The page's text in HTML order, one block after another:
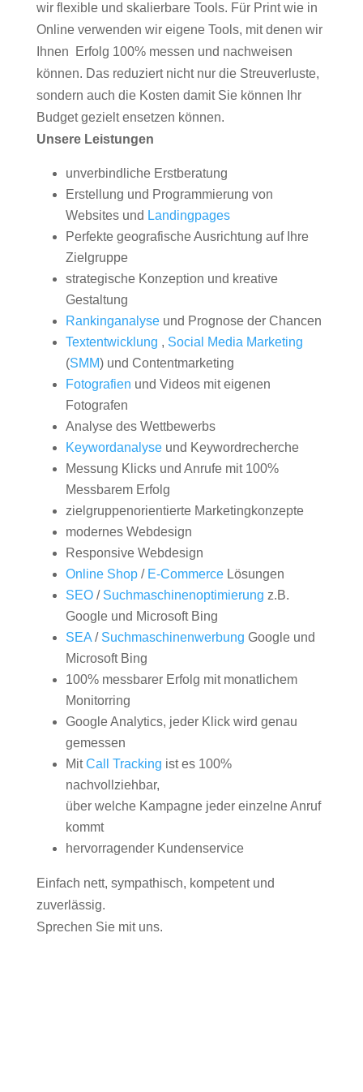
wir flexible und skalierbare Tools. Für Print wie in
Online verwenden wir eigene Tools, mit denen wir
Ihnen Erfolg 100% messen und nachweisen
können. Das reduziert nicht nur die Streuverluste,
sondern auch die Kosten damit Sie können Ihr
Budget gezielt ensetzen können.
Unsere Leistungen
unverbindliche Erstberatung
Erstellung und Programmierung von
Websites und Landingpages
Perfekte geografische Ausrichtung auf Ihre
Zielgruppe
strategische Konzeption und kreative
Gestaltung
Rankinganalyseund Prognose der Chancen
Textentwicklung , Social Media Marketing
(SMM) und Contentmarketing
Fotografien und Videos mit eigenen
Fotografen
Analyse des Wettbewerbs
Keywordanalyseund Keywordrecherche
Messung Klicks und Anrufe mit 100%
Messbarem Erfolg
zielgruppenorientierte Marketingkonzepte
modernes Webdesign
Responsive Webdesign
Online Shop/ E-CommerceLösungen
SEO/ Suchmaschinenoptimierung z.B.
Google und Microsoft Bing
SEA/ Suchmaschinenwerbung Google und
Microsoft Bing
100% messbarer Erfolg mit monatlichem
Monitorring
Google Analytics, jeder Klick wird genau
gemessen
MitCall Tracking ist es 100%
nachvollziehbar,
über welche Kampagne jeder einzelne Anruf
kommt
hervorragender Kundenservice
Einfach nett, sympathisch, kompetent und
zuverlässig.
Sprechen Sie mit uns.